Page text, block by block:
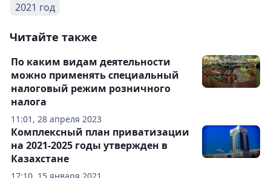
2021 год
Читайте также
11:01, 28 апреля 2023
По каким видам деятельности
можно применять специальный
налоговый режим розничного
налога
Комплексный план приватизации
на 2021-2025 годы утвержден в
Казахстане